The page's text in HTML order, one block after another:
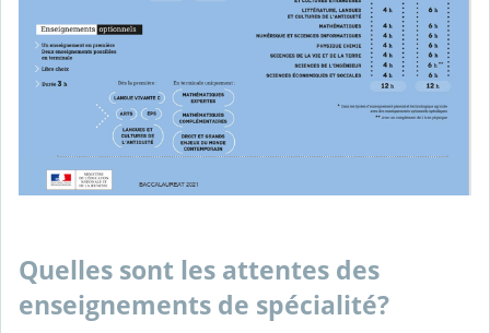
Quelles sont les attentes des
enseignements de spécialité?